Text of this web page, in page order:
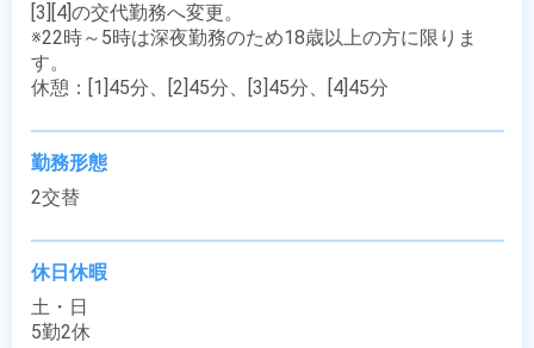
[3][4]の交代勤務へ変更。
※22時～5時は深夜勤務のため18歳以上の方に限りま
す。
休憩：[1]45分、[2]45分、[3]45分、[4]45分
勤務形態
2交替
休日休暇
土・日
5勤2休